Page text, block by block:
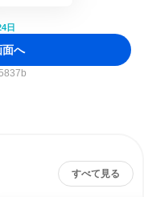
日
面へ
すべて見る